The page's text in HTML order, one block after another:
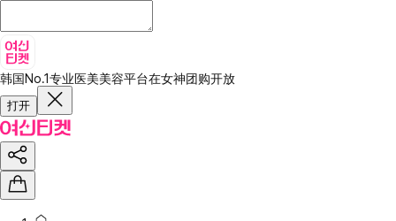
韩国No.1专业医美美容平台在女神团购开放
打开